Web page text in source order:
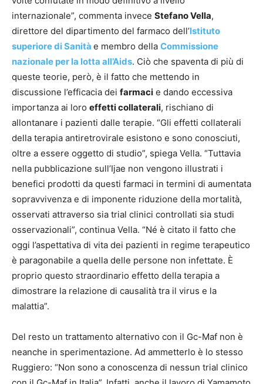
internazionale”, commenta invece Stefano Vella,
direttore del dipartimento del farmaco dell’Istituto
superiore di Sanità e membro della Commissione
nazionale per la lotta all’Aids. Ciò che spaventa di più di
queste teorie, però, è il fatto che mettendo in
discussione l’efficacia dei farmaci e dando eccessiva
importanza ai loro effetti collaterali, rischiano di
allontanare i pazienti dalle terapie. “Gli effetti collaterali
della terapia antiretrovirale esistono e sono conosciuti,
oltre a essere oggetto di studio”, spiega Vella. “Tuttavia
nella pubblicazione sull’Ijae non vengono illustrati i
benefici prodotti da questi farmaci in termini di aumentata
sopravvivenza e di imponente riduzione della mortalità,
osservati attraverso sia trial clinici controllati sia studi
osservazionali”, continua Vella. “Né è citato il fatto che
oggi l’aspettativa di vita dei pazienti in regime terapeutico
è paragonabile a quella delle persone non infettate. È
proprio questo straordinario effetto della terapia a
dimostrare la relazione di causalità tra il virus e la
malattia”.
Del resto un trattamento alternativo con il Gc-Maf non è
neanche in sperimentazione. Ad ammetterlo è lo stesso
Ruggiero: “Non sono a conoscenza di nessun trial clinico